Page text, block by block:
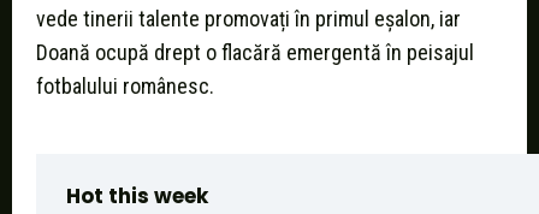
vede tinerii talente promovați în primul eșalon, iar
Doană ocupă drept o flacără emergentă în peisajul
fotbalului românesc.
Hot this week